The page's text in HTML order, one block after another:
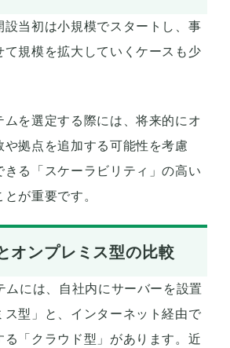
設当初は小規模でスタートし、事
て規模を拡大していくケースも少
ムを選定する際には、将来的にオ
や拠点を追加する可能性を考慮
きる「スケーラビリティ」の高い
が重要です。
オンプレミス型の比較
ムには、自社内にサーバーを設置
ス型」と、インターネット経由で
る「クラウド型」があります。近